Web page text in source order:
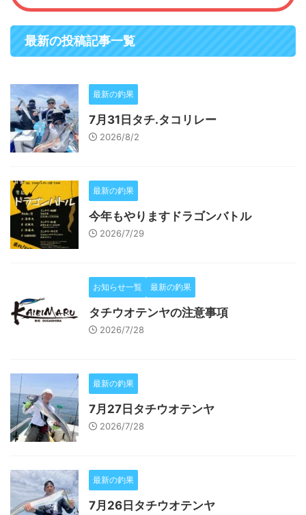
最新の投稿記事一覧
最新の釣果
7月31日タチ.タコリレー
2026/8/2
最新の釣果
今年もやりますドラゴンバトル
2026/7/29
お知らせ一覧 最新の釣果
タチウオテンヤの注意事項
2026/7/28
最新の釣果
7月27日タチウオテンヤ
2026/7/28
最新の釣果
7月26日タチウオテンヤ